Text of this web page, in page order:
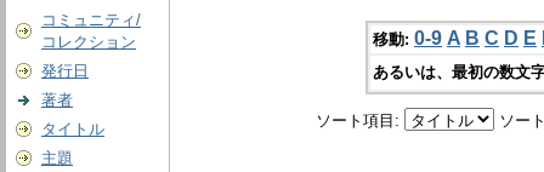
コミュニティ/
コレクション
発行日
著者
タイトル
主題
移動: 0-9 A B C D E
あるいは、最初の数文
ソート項目: ソー